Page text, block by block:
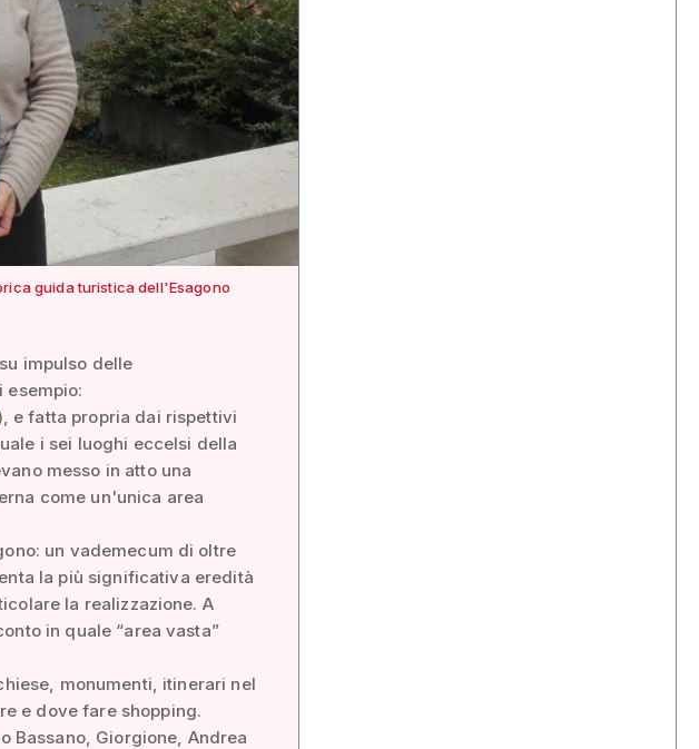
guida turistica dell'Esagono
impulso delle
esempio:
e fatta propria dai rispettivi
i sei luoghi eccelsi della
messo in atto una
come un'unica area
un vademecum di oltre
la più significativa eredità
la realizzazione. A
in quale “area vasta”
monumenti, itinerari nel
e dove fare shopping.
Bassano, Giorgione, Andrea